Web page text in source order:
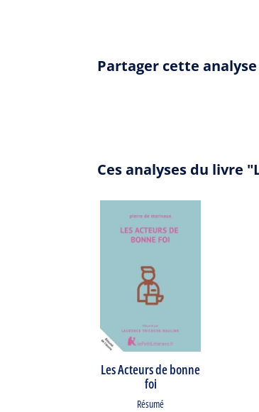
Partager cette analyse
Ces analyses du livre
Les Acteurs de bonne
foi
Résumé